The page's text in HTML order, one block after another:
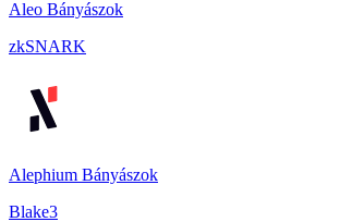
Aleo Bányászok
zkSNARK
Alephium Bányászok
Blake3